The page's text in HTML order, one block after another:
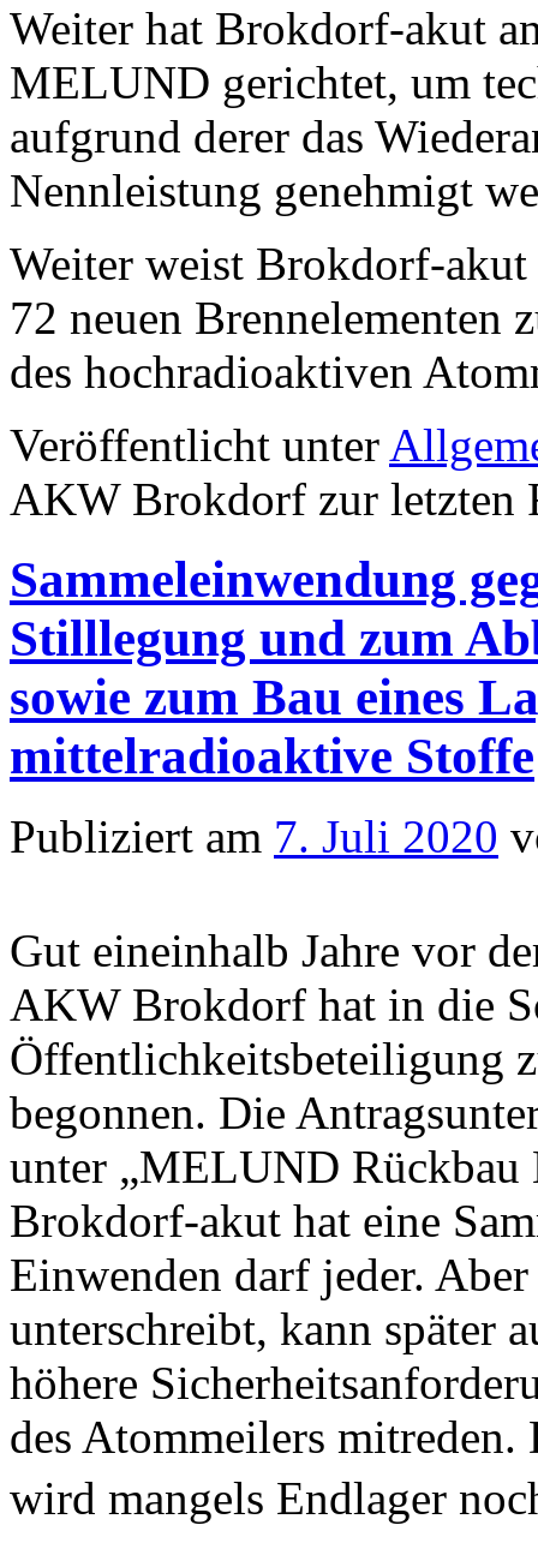
Weiter hat Brokdorf-akut
MELUND gerichtet, um
aufgrund derer das
Nennleistung genehmigt
Weiter weist Brokdorf-akut
72 neuen Brennelementen
des hochradioaktiven
Veröffentlicht unter
AKW Brokdorf zur letzten
Sammeleinwendung
Stilllegung und zum
sowie zum Bau eines
mittelradioaktive Stoffe
Publiziert am 7. Juli 2020
Gut eineinhalb Jahre vor
AKW Brokdorf hat in die
Öffentlichkeitsbeteiligung
begonnen. Die
unter „MELUND
Brokdorf-akut hat eine
Einwenden darf jeder.
unterschreibt, kann später
höhere
des Atommeilers
wird mangels Endlager